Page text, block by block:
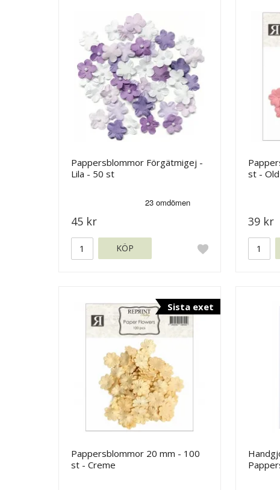
Pappersblommor Förgätmigej -
Lila - 50 st
45 kr
KÖP
st -
39 kr
Sista exet
Pappersblommor 20 mm - 100
st - Creme